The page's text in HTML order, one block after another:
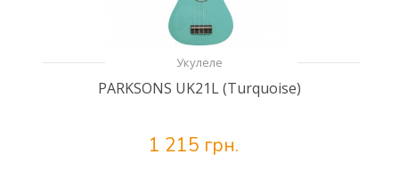
Укулеле
PARKSONS UK21L (Turquoise)
1 215 грн.